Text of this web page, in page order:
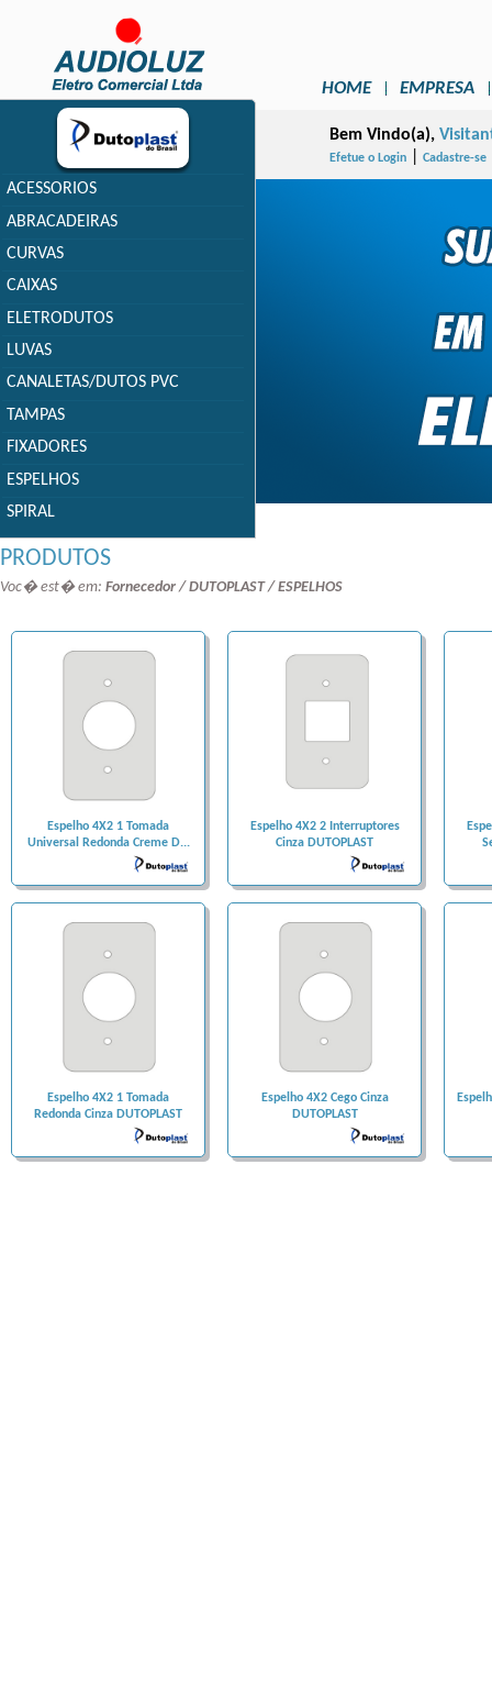
HOME EMPRESA
Bem Vindo(a),
Efetue o Login Cadastre-se
ACESSORIOS
ABRACADEIRAS
CURVAS
CAIXAS
ELETRODUTOS
LUVAS
CANALETAS/DUTOS PVC
TAMPAS
FIXADORES
ESPELHOS
SPIRAL
PRODUTOS
Voc� est� em: Fornecedor / DUTOPLAST / ESPELHOS
Espelho 4X2 1 Tomada
Universal Redonda Creme D...
Espelho 4X2 2 Interruptores
Cinza DUTOPLAST
Espelho 4X2 1 Tomada
Redonda Cinza DUTOPLAST
Espelho 4X2 Cego Cinza
DUTOPLAST